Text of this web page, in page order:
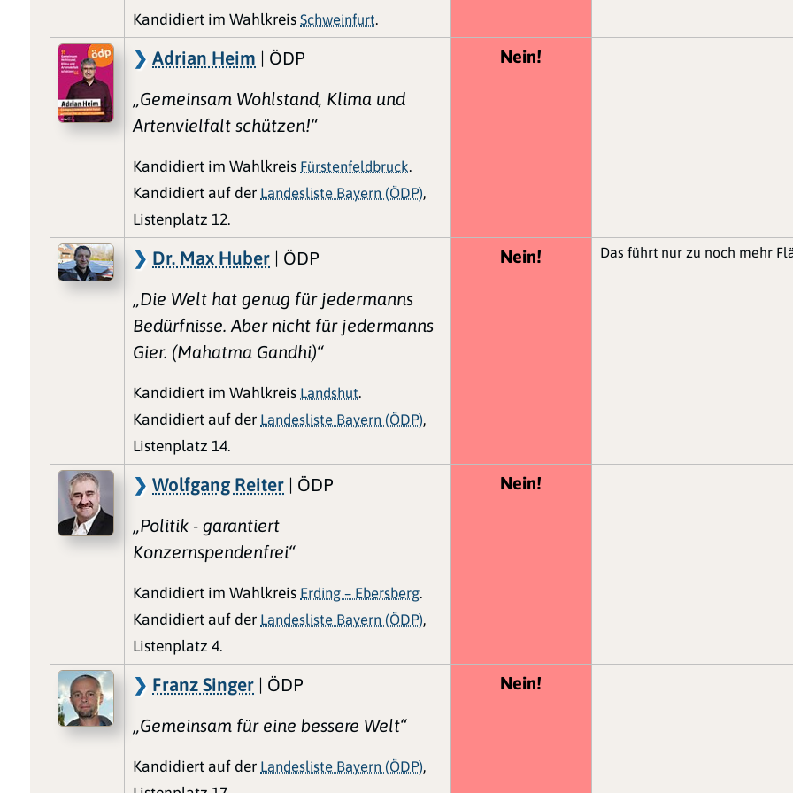
Kandidiert im WahlkreisSchweinfurt.
Adrian Heim | ÖDP
„Gemeinsam Wohlstand, Klima und
Artenvielfalt schützen!“
Kandidiert im Wahlkreis Fürstenfeldbruck.
Kandidiert auf der Landesliste Bayern (ÖDP),
Listenplatz 12.
Nein!
Dr. Max Huber | ÖDP
„Die Welt hat genug für jedermanns
Bedürfnisse. Aber nicht für jedermanns
Gier. (Mahatma Gandhi)“
Kandidiert im Wahlkreis Landshut.
Kandidiert auf der Landesliste Bayern (ÖDP),
Listenplatz 14.
Nein! Das führt nur zu noch mehr
Wolfgang Reiter | ÖDP
„Politik - garantiert
Konzernspendenfrei“
Kandidiert im Wahlkreis Erding – Ebersberg.
Kandidiert auf der Landesliste Bayern (ÖDP),
Listenplatz 4.
Nein!
Franz Singer | ÖDP
„Gemeinsam für eine bessere Welt“
Kandidiert auf der Landesliste Bayern (ÖDP),
Nein!